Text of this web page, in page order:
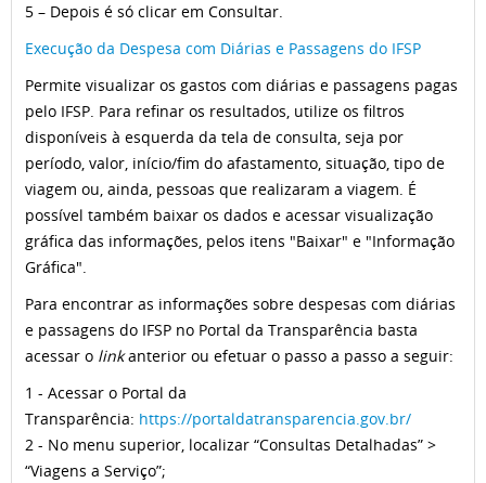
5 – Depois é só clicar em Consultar.
Execução da Despesa com Diárias e Passagens do IFSP
Permite visualizar os gastos com diárias e passagens pagas
pelo IFSP. Para refinar os resultados, utilize os filtros
disponíveis à esquerda da tela de consulta, seja por
período, valor, início/fim do afastamento, situação, tipo de
viagem ou, ainda, pessoas que realizaram a viagem. É
possível também baixar os dados e acessar visualização
gráfica das informações, pelos itens "Baixar" e "Informação
Gráfica".
Para encontrar as informações sobre despesas com diárias
e passagens do IFSP no Portal da Transparência basta
acessar o linkanterior ou efetuar o passo a passo a seguir:
1 - Acessar o Portal da
Transparência: https://portaldatransparencia.gov.br/
2 - No menu superior, localizar “Consultas Detalhadas” >
“Viagens a Serviço”;